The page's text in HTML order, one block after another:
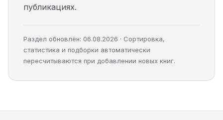
публикациях.
Раздел обновлён: 06.08.2026 · Сортировка,
статистика и подборки автоматически
пересчитываются при добавлении новых книг.